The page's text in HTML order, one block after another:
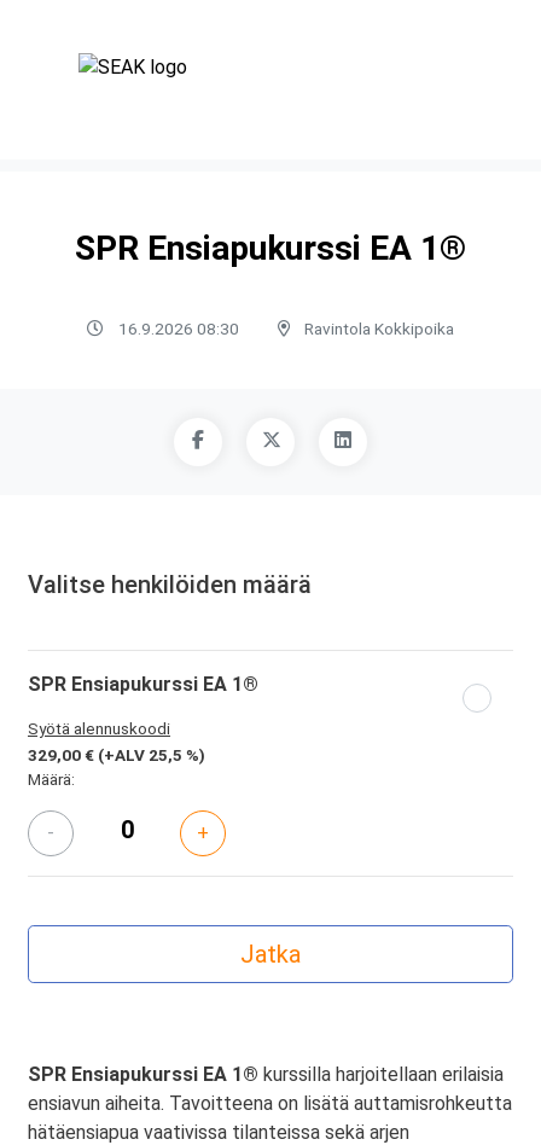
SPR Ensiapukurssi EA 1®
16.9.2026 08:30 Ravintola Kokkipoika
Valitse henkilöiden määrä
SPR Ensiapukurssi EA 1®
Syötä alennuskoodi
329,00 € (+ALV 25,5 %)
Määrä:
- +
SPR Ensiapukurssi EA 1® kurssilla harjoitellaan erilaisia
ensiavun aiheita. Tavoitteena on lisätä auttamisrohkeutta
hätäensiapua vaativissa tilanteissa sekä arjen